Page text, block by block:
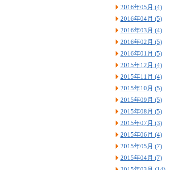
2016年05月 (4)
2016年04月 (5)
2016年03月 (4)
2016年02月 (5)
2016年01月 (5)
2015年12月 (4)
2015年11月 (4)
2015年10月 (5)
2015年09月 (5)
2015年08月 (5)
2015年07月 (3)
2015年06月 (4)
2015年05月 (7)
2015年04月 (7)